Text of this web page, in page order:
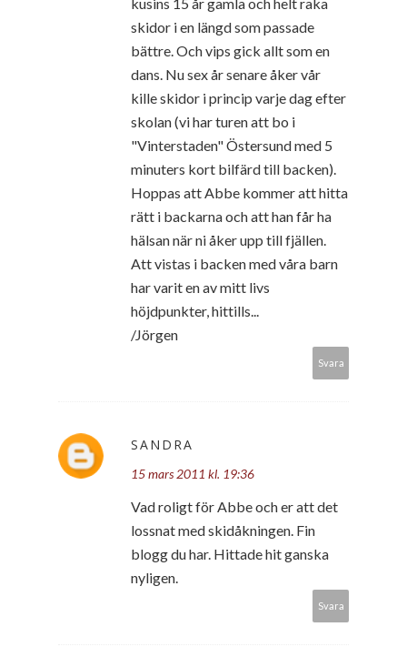
skidor i en längd som passade
bättre. Och vips gick allt som en
dans. Nu sex år senare åker vår
kille skidor i princip varje dag efter
skolan (vi har turen att bo i
"Vinterstaden" Östersund med 5
minuters kort bilfärd till backen).
Hoppas att Abbe kommer att hitta
rätt i backarna och att han får ha
hälsan när ni åker upp till fjällen.
Att vistas i backen med våra barn
har varit en av mitt livs
höjdpunkter, hittills...
/Jörgen
Svara
SANDRA
15 mars 2011 kl. 19:36
Vad roligt för Abbe och er att det
lossnat med skidåkningen. Fin
blogg du har. Hittade hit ganska
nyligen.
Svara